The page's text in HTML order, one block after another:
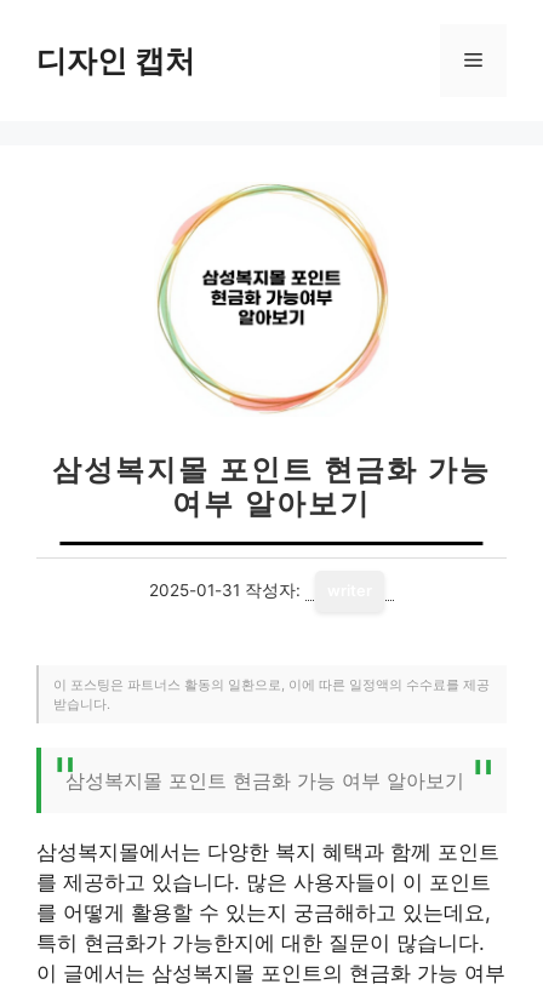
디자인 캡처 메
삼성복지몰 포인트 현금화 가능
여부 알아보기
2025-01-31 작성자:
이 포스팅은 파트너스 활동의 일환으로, 이에 따른 일정액의 수수료를 제공
받습니다.
삼성복지몰 포인트 현금화 가능 여부 알아보기
삼성복지몰에서는 다양한 복지 혜택과 함께 포인트
를 제공하고 있습니다. 많은 사용자들이 이 포인트
를 어떻게 활용할 수 있는지 궁금해하고 있는데요,
특히 현금화가 가능한지에 대한 질문이 많습니다.
이 글에서는 삼성복지몰 포인트의 현금화 가능 여부